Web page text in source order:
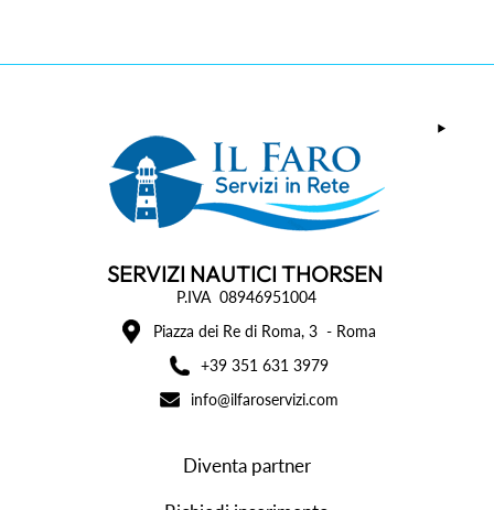
SERVIZI NAUTICI THORSEN
P.IVA 08946951004
Piazza dei Re di Roma, 3 - Roma
+39 351 631 3979
info@ilfaroservizi.com
Diventa partner